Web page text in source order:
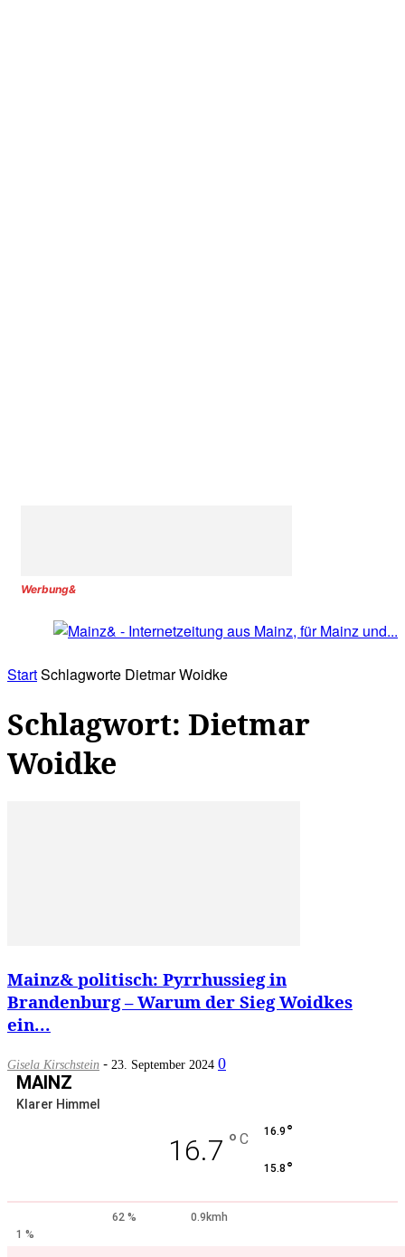
Werbung&
StartSchlagworte Dietmar Woidke
Schlagwort: Dietmar
Woidke
Mainz& politisch: Pyrrhussieg in
Brandenburg – Warum der Sieg Woidkes
ein...
Gisela Kirschstein - 23. September 2024 0
MAINZ
Klarer Himmel
16.7 ° C 16.9 °
15.8 °
62 %
0.9kmh
1 %